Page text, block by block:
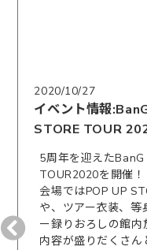
2020/10/27
イベント情報
STORE TOUR
5周年を迎えた
TOUR2020を開催！
会場ではPOP UP
や、ツアー衣装、
ー録りおろしの館内
内容が盛りだくさん